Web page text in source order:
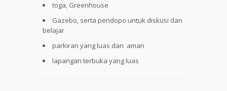
toga, Greenhouse
Gazebo, serta pendopo untuk diskusi dan
belajar
parkiran yang luas dan aman
lapangan terbuka yang luas